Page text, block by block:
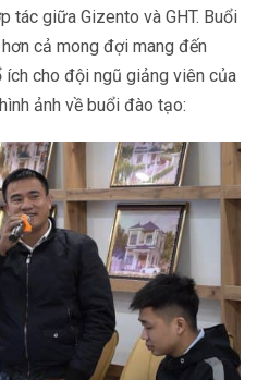
tác giữa Gizento và GHT. Buổi
cả mong đợi mang đến
cho đội ngũ giảng viên của
ảnh về buổi đào tạo: